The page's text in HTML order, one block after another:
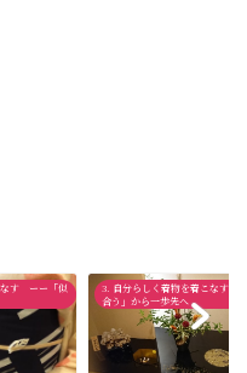
こなす ーー「似
3. 自分らしく着物を着こなす
合う」から一歩先へ